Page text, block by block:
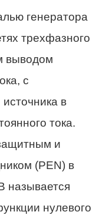
генератора
трехфазного
выводом
с
в
тока.
и
(РЕN) в
называется
нулевого